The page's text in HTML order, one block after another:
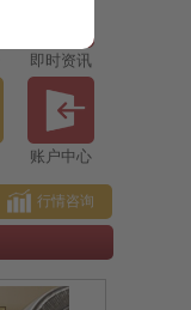
即时资讯
账户中心
行情咨询